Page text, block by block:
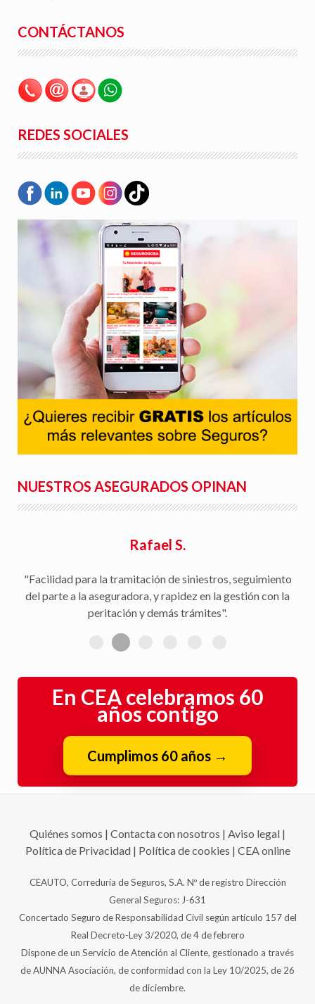
CONTÁCTANOS
REDES SOCIALES
NUESTROS ASEGURADOS OPINAN
Rafael S.
"Facilidad para la tramitación de siniestros, seguimiento
del parte a la aseguradora, y rapidez en la gestión con la
peritación y demás trámites".
En CEA celebramos 60
años contigo
Cumplimos 60 años →
Quiénes somos | Contacta con nosotros | Aviso legal |
Política de Privacidad| Política de cookies | CEA online
CEAUTO, Correduría de Seguros, S.A. Nº de registro Dirección
General Seguros: J-631
Concertado Seguro de Responsabilidad Civil según artículo 157 del
Real Decreto-Ley 3/2020, de 4 de febrero
Dispone de un Servicio de Atención al Cliente, gestionado a través
de AUNNA Asociación, de conformidad con la Ley 10/2025, de 26
de diciembre.